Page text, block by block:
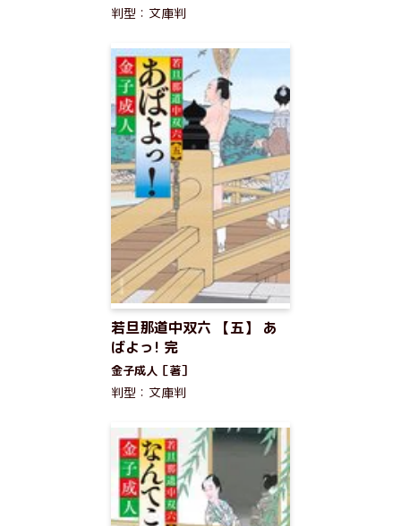
判型：文庫判
若旦那道中双六 【五】 あ
ばよっ! 完
金子成人［著］
判型：文庫判